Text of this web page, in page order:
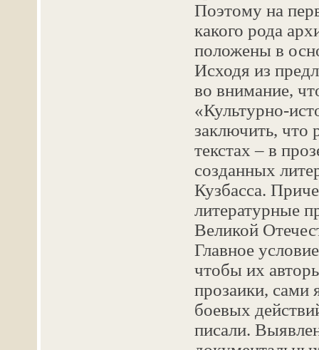
Поэтому на
какого рода
положены в
Исходя из
во внимание,
«Культурно-
заключить, что
текстах – в
созданных
Кузбасса.
литературные
Великой
Главное
чтобы их
прозаики, сами
боевых
писали.